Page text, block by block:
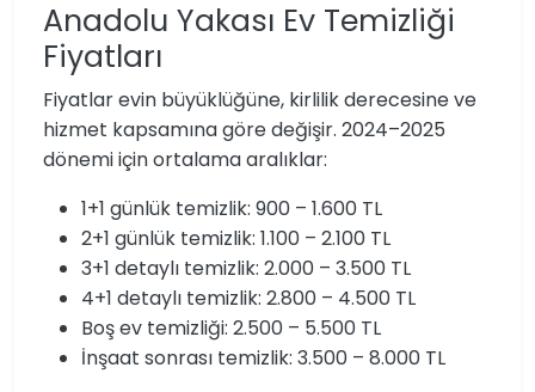
Anadolu Yakası Ev Temizliği
Fiyatları
Fiyatlar evin büyüklüğüne, kirlilik derecesine ve
hizmet kapsamına göre değişir. 2024–2025
dönemi için ortalama aralıklar:
1+1 günlük temizlik: 900 – 1.600 TL
2+1 günlük temizlik: 1.100 – 2.100 TL
3+1 detaylı temizlik: 2.000 – 3.500 TL
4+1 detaylı temizlik: 2.800 – 4.500 TL
Boş ev temizliği: 2.500 – 5.500 TL
İnşaat sonrası temizlik: 3.500 – 8.000 TL